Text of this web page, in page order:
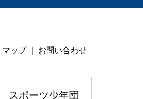
ップ ｜ お問い合わせ
スポーツ少年団